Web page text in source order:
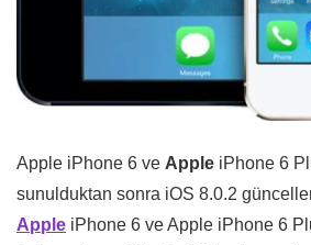
Apple iPhone 6 ve Apple iPhone 6
sunulduktan sonra iOS 8.0.2
Apple iPhone 6 ve Apple iPhone 6